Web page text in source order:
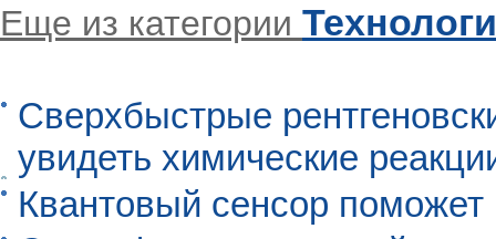
Еще из категории
Сверхбыстрые
увидеть химические
Квантовый сенсор